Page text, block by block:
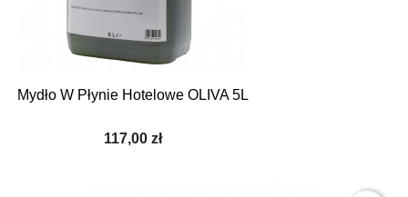
Mydło W Płynie Hotelowe OLIVA 5L
117,00 zł